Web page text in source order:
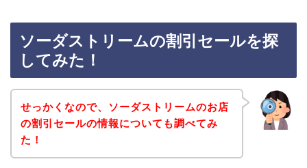
ソーダストリームの割引セールを探
してみた！
せっかくなので、ソーダストリームのお店
の割引セールの情報についても調べてみ
た！